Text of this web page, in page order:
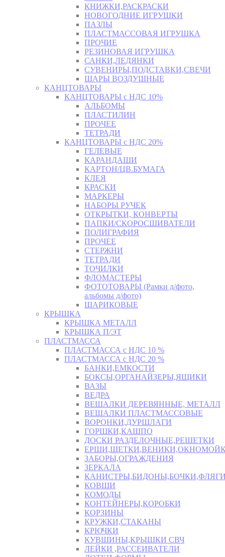
КНИЖКИ,РАСКРАСКИ
НОВОГОДНИЕ ИГРУШКИ
ПАЗЛЫ
ПЛАСТМАССОВАЯ ИГРУШКА
ПРОЧИЕ
РЕЗИНОВАЯ ИГРУШКА
САНКИ,ЛЕДЯНКИ
СУВЕНИРЫ,ПОДСТАВКИ,СВЕЧИ
ШАРЫ ВОЗДУШНЫЕ
КАНЦТОВАРЫ
КАНЦТОВАРЫ с НДС 10%
АЛЬБОМЫ
ПЛАСТИЛИН
ПРОЧЕЕ
ТЕТРАДИ
КАНЦТОВАРЫ с НДС 20%
ГЕЛЕВЫЕ
КАРАНДАШИ
КАРТОН/ЦВ.БУМАГА
КЛЕЯ
КРАСКИ
МАРКЕРЫ
НАБОРЫ РУЧЕК
ОТКРЫТКИ, КОНВЕРТЫ
ПАПКИ/СКОРОСШИВАТЕЛИ
ПОЛИГРАФИЯ
ПРОЧЕЕ
СТЕРЖНИ
ТЕТРАДИ
ТОЧИЛКИ
ФЛОМАСТЕРЫ
ФОТОТОВАРЫ (Рамки д/фото,
альбомы д/фото)
ШАРИКОВЫЕ
КРЫШКА
КРЫШКА МЕТАЛЛ
КРЫШКА П/ЭТ
ПЛАСТМАССА
ПЛАСТМАССА с НДС 10 %
ПЛАСТМАССА с НДС 20 %
БАНКИ,ЕМКОСТИ
БОКСЫ,ОРГАНАЙЗЕРЫ,ЯЩИКИ
ВАЗЫ
ВЕДРА
ВЕШАЛКИ ДЕРЕВЯННЫЕ, МЕТАЛЛ
ВЕШАЛКИ ПЛАСТМАССОВЫЕ
ВОРОНКИ,ДУРШЛАГИ
ГОРШКИ,КАШПО
ДОСКИ РАЗДЕЛОЧНЫЕ,РЕШЕТКИ
ЗАБОРЫ,ОГРАЖДЕНИЯ
ЗЕРКАЛА
КОВШИ
КОМОДЫ
КОНТЕЙНЕРЫ,КОРОБКИ
КОРЗИНЫ
КРУЖКИ,СТАКАНЫ
КРЮЧКИ
КУВШИНЫ,КРЫШКИ СВЧ
ЛЕЙКИ ,РАССЕИВАТЕЛИ